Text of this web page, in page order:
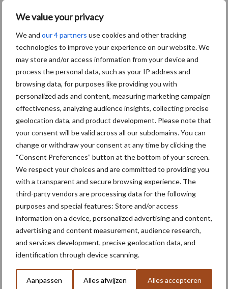
We value your privacy
We and our 4 partners use cookies and other tracking
technologies to improve your experience on our website. We
may store and/or access information from your device and
process the personal data, such as your IP address and
browsing data, for purposes like providing you with
personalized ads and content, measuring marketing campaign
effectiveness, analyzing audience insights, collecting precise
geolocation data, and product development. Please note that
your consent will be valid across all our subdomains. You can
change or withdraw your consent at any time by clicking the
“Consent Preferences” button at the bottom of your screen.
We respect your choices and are committed to providing you
with a transparent and secure browsing experience. The
third-party vendors are processing data for the following
purposes and special features: Store and/or access
information on a device, personalized advertising and content,
advertising and content measurement, audience research,
and services development, precise geolocation data, and
identification through device scanning.
Aanpassen Alles afwijzen Alles accepteren
eigen vermarkting van het product onder de naam
‘Polderjongens’ met als doel om uiteindelijk naar honderd procent
eigen vermarkting te gaan.
Gewassen en gesorteerde zoete aardappelen vragen om geschikte
verwerkings- en sorteerlijnen.
Op dit moment kent de teelt van zoete aardappelen veel
concurrentie uit andere landen. “Voorheen leverden de
Verenigde Staten veel zoete aardappelen aan Europa, omdat het
daar al een vrij grote teelt is, en daar veel ‘sweet potatoes’